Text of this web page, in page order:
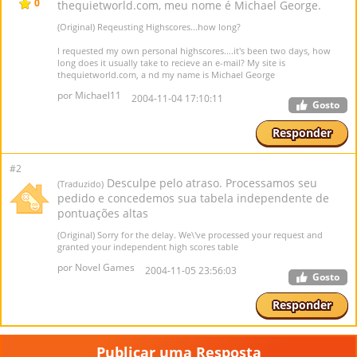
0
thequietworld.com, meu nome é Michael George.
(Original) Reqeusting Highscores...how long?
I requested my own personal highscores....it's been two days, how
long does it usually take to recieve an e-mail? My site is
thequietworld.com, a nd my name is Michael George
por Michael11 2004-11-04 17:10:11 Gosto
Responder
#2
(Traduzido) Desculpe pelo atraso. Processamos seu
pedido e concedemos sua tabela independente de
pontuações altas
(Original) Sorry for the delay. We\'ve processed your request and
granted your independent high scores table
por Novel Games 2004-11-05 23:56:03 Gosto
Responder
Publicar uma Resposta